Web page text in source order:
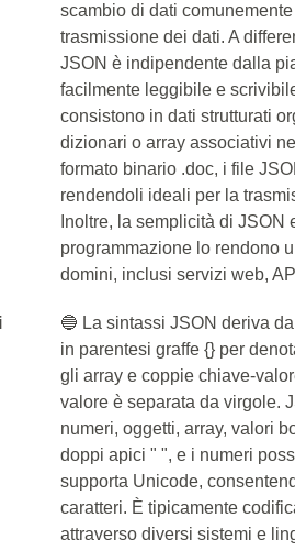
scambio di dati
trasmissione dei dati. A
JSON è indipendente dalla
facilmente leggibile e
consistono in dati strutturati
dizionari o array associativi
formato binario .doc, i file
rendendoli ideali per la
Inoltre, la semplicità di
programmazione lo rendono
domini, inclusi servizi web,
🔵 La sintassi JSON deriva
in parentesi graffe {} per
gli array e coppie chiave-
valore è separata da virgole.
numeri, oggetti, array, valori
doppi apici " ", e i numeri
supporta Unicode,
caratteri. È tipicamente
attraverso diversi sistemi e